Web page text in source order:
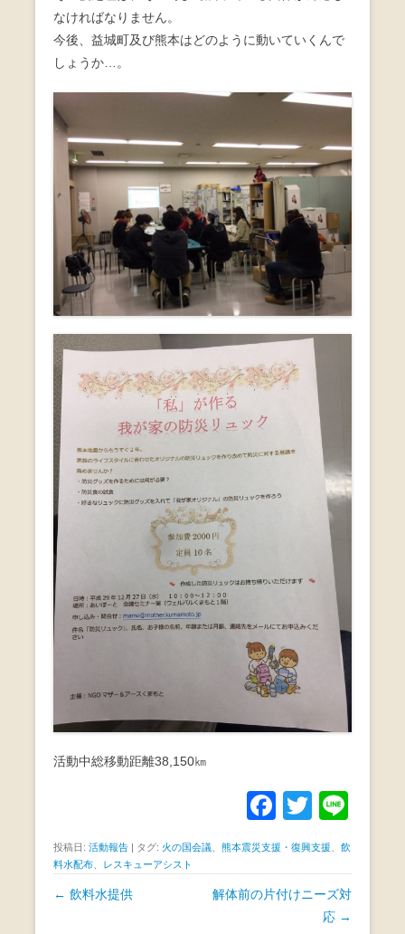
なければなりません。
今後、益城町及び熊本はどのように動いていくんで
しょうか…。
活動中総移動距離38,150㎞
F
a
c
e
T
wi
tt
er
投稿日: 活動報告 タグ: 火の国会議 熊本震災支援・復興支援
飲
料水配布
レスキューアシスト
投
← 飲料水提供
解体前の片付けニーズ対
応 →